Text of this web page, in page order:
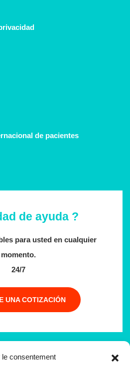
le consentement
de pacientes
de ayuda ?
para usted en cualquier
momento.
24/7
UNA COTIZACIÓN